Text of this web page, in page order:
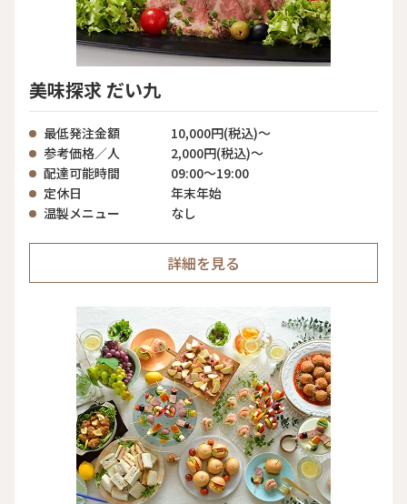
美味探求 だい九
最低発注金額
10,000円(税込)～
参考価格／人
2,000円(税込)～
配達可能時間
09:00～19:00
定休日
年末年始
温製メニュー
なし
詳細を見る